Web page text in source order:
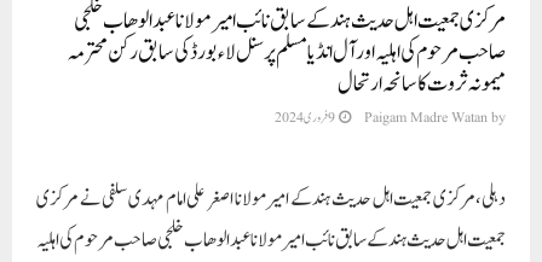
مرکزی جمعیت اہل حدیث ہند کے سابق نائب امیر مولانا عبد الوھاب خلجی
صاحب مرحوم کی اہلیہ اور آل انڈیا مسلم پرسنل لاء بورڈ کی سابق رکن محترمہ
میمونہ ثرو ت کا سانحہ ارتحال
by
Paigam Madre Watan 9 فروری 2024
دہلی،مرکزی جمعیت اہل حدیث ہند کے امیر مولانا اصغر علی امام مہدی سلفی نے مرکزی
جمعیت اہل حدیث ہند کے سابق نائب امیر مولانا عبد الوھاب خلجی صاحب مرحوم کی اہلیہ